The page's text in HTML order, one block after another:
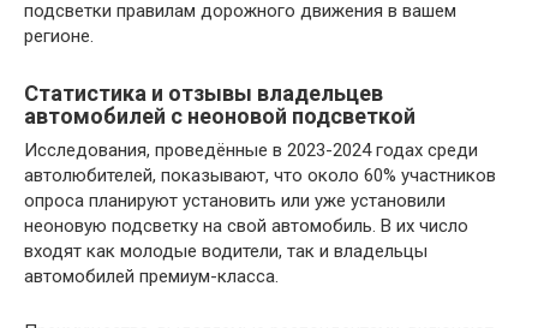
подсветки правилам дорожного движения в вашем
регионе.
Статистика и отзывы владельцев
автомобилей с неоновой подсветкой
Исследования, проведённые в 2023-2024 годах среди
автолюбителей, показывают, что около 60% участников
опроса планируют установить или уже установили
неоновую подсветку на свой автомобиль. В их число
входят как молодые водители, так и владельцы
автомобилей премиум-класса.